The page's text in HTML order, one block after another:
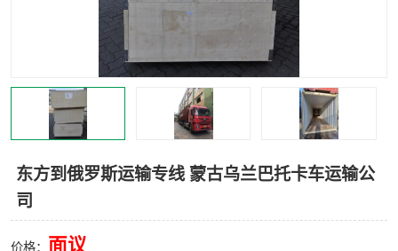
东方到俄罗斯运输专线 蒙古乌兰巴托卡车运输公
司
价格： 面议